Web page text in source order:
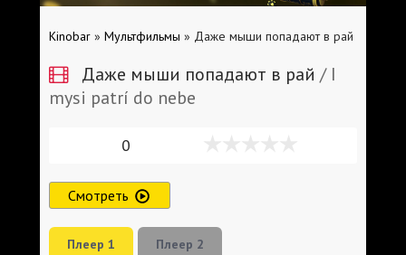
Kinobar » Мультфильмы » Даже мыши попадают в рай
Даже мыши попадают в рай / I
mysi patrí do nebe
0
Смотреть
Плеер 1 Плеер 2